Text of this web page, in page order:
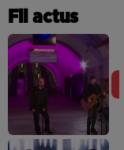
Fil actus